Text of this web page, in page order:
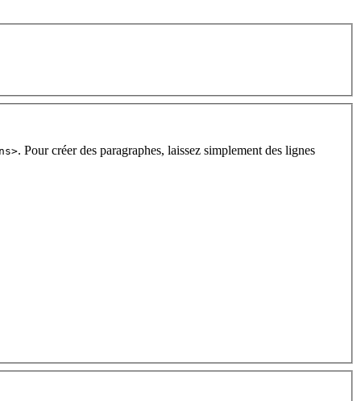
. Pour créer des paragraphes, laissez simplement des lignes